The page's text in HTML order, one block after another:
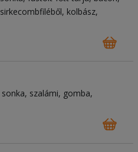
kolbász
sonka szalámi gomba